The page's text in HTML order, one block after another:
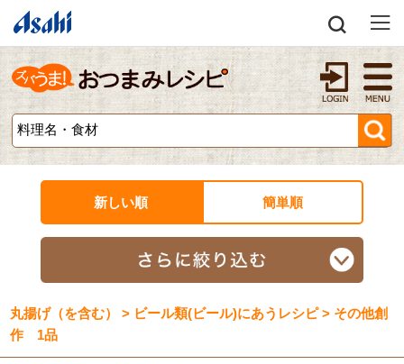
新しい順 簡単順
丸揚げ（を含む） > ビール類(ビール)にあうレシピ > その他創
作 1品